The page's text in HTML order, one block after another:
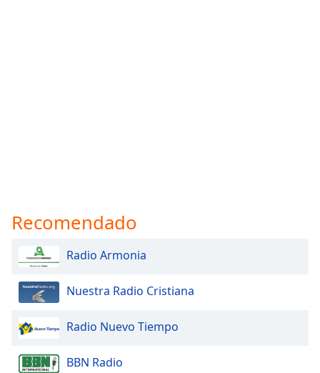
Recomendado
Radio Armonia
Nuestra Radio Cristiana
Radio Nuevo Tiempo
BBN Radio